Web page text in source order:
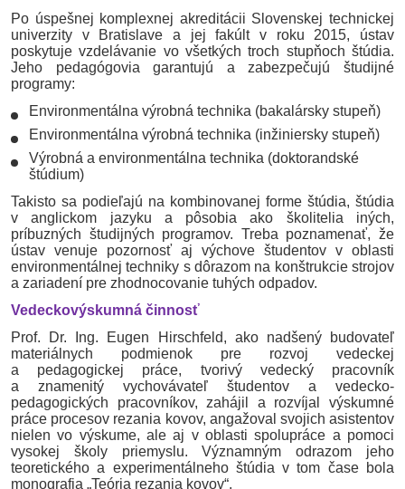
Po úspešnej komplexnej akreditácii Slovenskej technickej
univerzity v Bratislave a jej fakúlt v roku 2015, ústav
poskytuje vzdelávanie vo všetkých troch stupňoch štúdia.
Jeho pedagógovia garantujú a zabezpečujú študijné
programy:
Environmentálna výrobná technika (bakalársky stupeň)
Environmentálna výrobná technika (inžiniersky stupeň)
Výrobná a environmentálna technika (doktorandské
štúdium)
Takisto sa podieľajú na kombinovanej forme štúdia, štúdia
v anglickom jazyku a pôsobia ako školitelia iných,
príbuzných študijných programov. Treba poznamenať, že
ústav venuje pozornosť aj výchove študentov v oblasti
environmentálnej techniky s dôrazom na konštrukcie strojov
a zariadení pre zhodnocovanie tuhých odpadov.
Vedeckovýskumná činnosť
Prof. Dr. Ing. Eugen
Hirschfeld, ako nadšený budovateľ
materiálnych podmienok pre rozvoj vedeckej
a pedagogickej práce, tvorivý vedecký pracovník
a znamenitý vychovávateľ študentov a vedecko-
pedagogických pracovníkov, zahájil a rozvíjal výskumné
práce procesov rezania kovov, angažoval svojich asistentov
nielen vo výskume, ale aj v oblasti spolupráce a pomoci
vysokej školy priemyslu. Významným odrazom jeho
teoretického a experimentálneho štúdia v tom čase bola
monografia „Teória rezania kovov“.